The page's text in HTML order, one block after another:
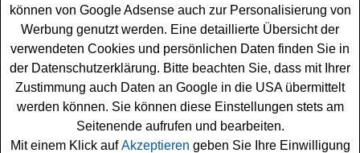
Wer gern einen hochwertigenGrill gewinnenmöchte, hat
bei dem kostenlosen Edeka Gewinnspiel eine schöne
Gelegenheit dazu. Als Hauptgewinn wird dreimal ein
Santos Gasgrill verlost - und Sie können mit etwas Glück
einen solchen Grill gewinnen. Weiterhin warten fünfmal
einPizza Ofenund zehnmal ein Zubehör-Paket auf
glückliche Gewinner.
können von Google Adsense auch zur Personalisierung von
Werbung genutzt werden. Eine detaillierte Übersicht der
verwendeten Cookies und persönlichen Daten finden Sie in
der Datenschutzerklärung. Bitte beachten Sie, dass mit Ihrer
Zustimmung auch Daten an Google in die USA übermittelt
werden können. Sie können diese Einstellungen stets am
Seitenende aufrufen und bearbeiten.
Mit einem Klick aufAkzeptieren geben Sie Ihre Einwilligung